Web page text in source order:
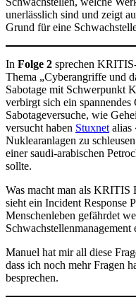
unerlässlich sind und zeigt
Grund für eine
In Folge 2 sprechen
Thema „Cyberangriffe und
Sabotage mit Schwerpunkt
verbirgt sich ein spannendes
Sabotageversuche, wie
versucht haben Stuxnet alias
Nuklearanlagen zu
einer saudi-arabischen
sollte.
Was macht man als KRITIS
sieht ein Incident Response
Menschenleben gefährdet
Manuel hat mir all diese
dass ich noch mehr Fragen
besprechen.